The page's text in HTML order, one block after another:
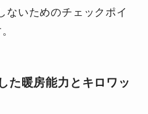
ないためのチェックポイ
た暖房能力とキロワッ